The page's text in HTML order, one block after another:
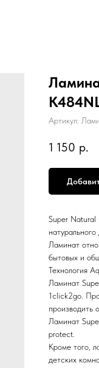
Артикул:
1 150 р.
Super
Ламинат
бытовых и
Технология
Ламинат
1click2go.
производить
Ламинат
protect.
Кроме того,
детских